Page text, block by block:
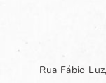
Rua Fábio